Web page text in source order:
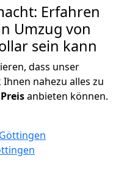
Erfahren
Umzug von
sein kann
dass unser
nahezu alles zu
Preisanbieten können.